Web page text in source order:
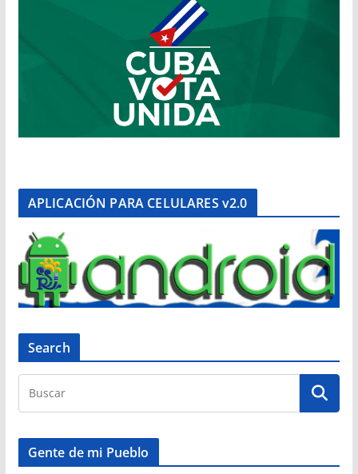
APLICACIÓN PARA CELULARES v2.0
Search
Gente de mi Pueblo